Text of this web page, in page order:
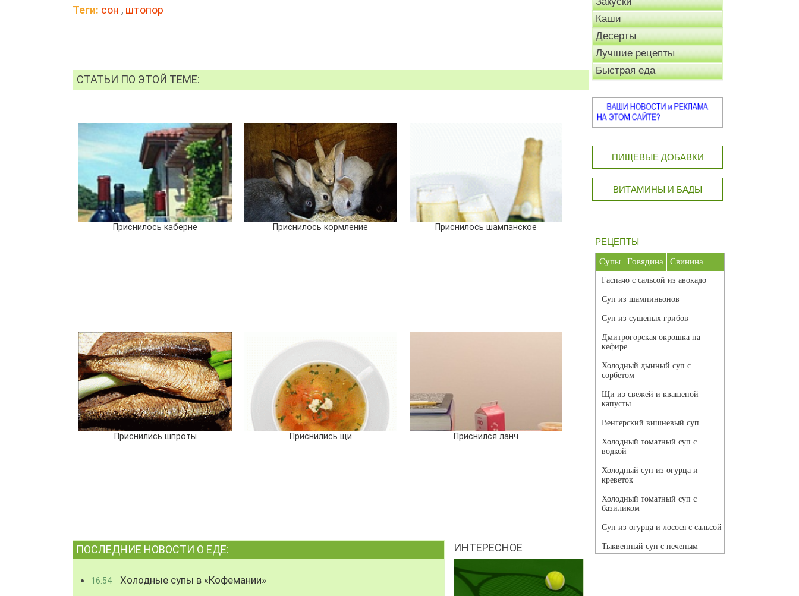
Теги: сон , штопор
СТАТЬИ ПО ЭТОЙ ТЕМЕ:
Приснилось каберне Приснилось кормление Приснилось шампанское
Приснились шпроты Приснились щи Приснился ланч
ПОСЛЕДНИЕ НОВОСТИ О ЕДЕ:
16:54 Холодные супы в «Кофемании»
ИНТЕРЕСНОЕ
Каши
Десерты
Лучшие рецепты
Быстрая еда
ПИЩЕВЫЕ ДОБАВКИ
ВИТАМИНЫ И БАДЫ
РЕЦЕПТЫ
Супы Говядина Свинина
Гаспачо с сальсой из авокадо
Суп из шампиньонов
Суп из сушеных грибов
Дмитрогорская окрошка на
кефире
Холодный дынный суп с
сорбетом
Щи из свежей и квашеной
капусты
Венгерский вишневый суп
Холодный томатный суп с
водкой
Холодный суп из огурца и
креветок
Холодный томатный суп с
базиликом
Суп из огурца и лосося с сальсой
Тыквенный суп с печеным
чесноком и томатной сальсой